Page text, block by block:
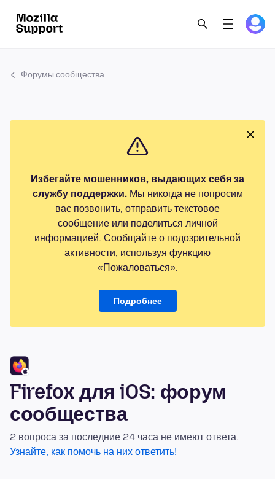
Форумы сообщества
Избегайте мошенников, выдающих себя за
службу поддержки.Мы никогда не попросим
вас позвонить, отправить текстовое
сообщение или поделиться личной
информацией. Сообщайте о подозрительной
активности, используя функцию
«Пожаловаться».
Подробнее
Firefox для iOS: форум
сообщества
2 вопроса за последние 24 часа не имеют ответа.
Узнайте, как помочь на них ответить!